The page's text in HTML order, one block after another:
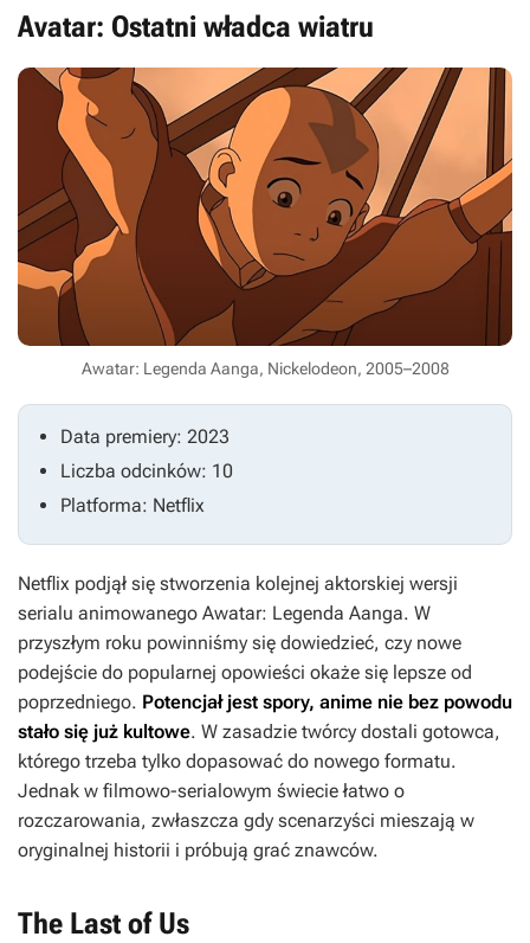
Avatar: Ostatni władca wiatru
Awatar: Legenda Aanga, Nickelodeon, 2005–2008
Data premiery: 2023
Liczba odcinków: 10
Platforma: Netflix
Netflix podjął się stworzenia kolejnej aktorskiej wersji
serialu animowanego Awatar: Legenda Aanga. W
przyszłym roku powinniśmy się dowiedzieć, czy nowe
podejście do popularnej opowieści okaże się lepsze od
poprzedniego. Potencjał jest spory, anime nie bez powodu
stało się już kultowe. W zasadzie twórcy dostali gotowca,
którego trzeba tylko dopasować do nowego formatu.
Jednak w filmowo-serialowym świecie łatwo o
rozczarowania, zwłaszcza gdy scenarzyści mieszają w
oryginalnej historii i próbują grać znawców.
The Last of Us